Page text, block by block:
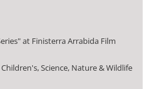
at Finisterra Arrabida Film
Science, Nature & Wildlife